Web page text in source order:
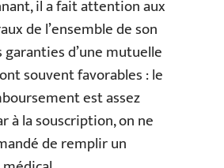
il a fait attention aux
de l’ensemble de son
garanties d’une mutuelle
souvent favorables : le
est assez
à la souscription, on ne
de remplir un